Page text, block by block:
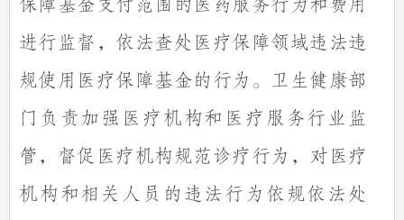
保障基金支付范围的医药服务行为和费用
进行监督，依法查处医疗保障领域违法违
规使用医疗保障基金的行为。卫生健康部
门负责加强医疗机构和医疗服务行业监
管，督促医疗机构规范诊疗行为，对医疗
机构和相关人员的违法行为依规依法处